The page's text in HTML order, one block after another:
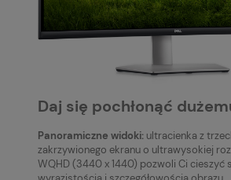
Daj się pochłonąć
Panoramiczne widoki: ultracienka z
zakrzywionego ekranu o ultrawysokiej
WQHD (3440 x 1440) pozwoli Ci cieszyć